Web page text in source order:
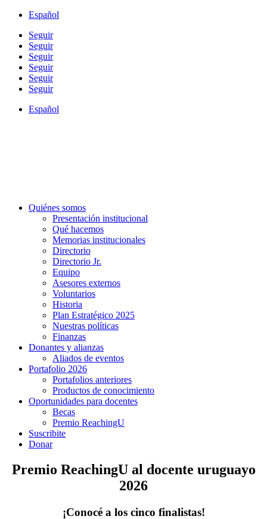
Español
Seguir
Seguir
Seguir
Seguir
Seguir
Seguir
Español
Quiénes somos
Presentación institucional
Qué hacemos
Memorias institucionales
Directorio
Directorio Jr.
Equipo
Asesores externos
Voluntarios
Historia
Plan Estratégico 2025
Nuestras políticas
Finanzas
Donantes y alianzas
Aliados de eventos
Portafolio 2026
Portafolios anteriores
Productos de conocimiento
Oportunidades para docentes
Becas
Premio ReachingU
Suscribite
Donar
Premio ReachingU al docente uruguayo
2026
¡Conocé a los cinco finalistas!